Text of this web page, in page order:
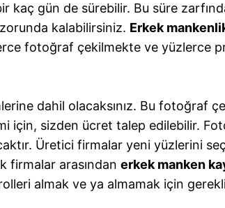
kaç gün de sürebilir. Bu süre
kalabilirsiniz. Erkek
fotoğraf çekilmekte ve yüzlerce
dahil olacaksınız. Bu fotoğraf
için, sizden ücret talep edilebilir.
Üretici firmalar yeni yüzlerini
firmalar arasındanerkek manken
almak ve ya almamak için